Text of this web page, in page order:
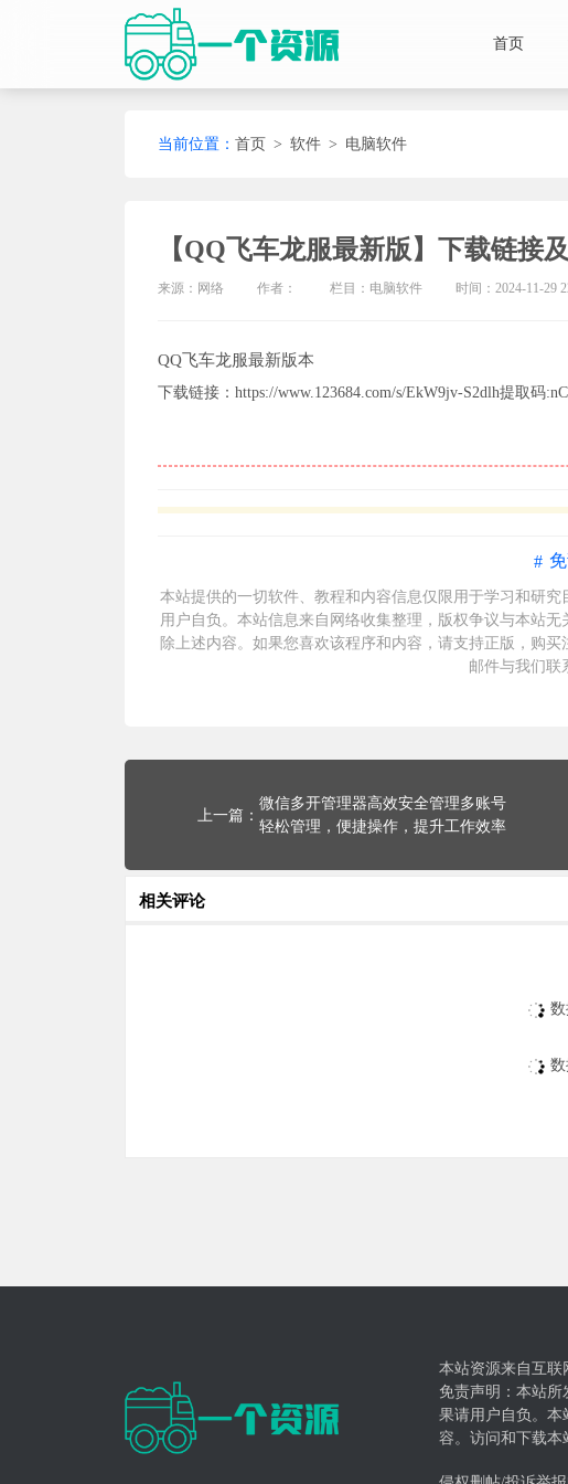
首页
当前位置： 首页 > 软件> 电脑软件
【QQ飞车龙服最新版】下载链接
来源：网络 作者： 栏目： 电脑软件 时间：2024-11-29
QQ飞车龙服最新版本
下载链接：https://www.123684.com/s/EkW9jv-S2dlh提取码
本站提供的一切软件、教程和内容信息仅限用于学习和研
用户自负。本站信息来自网络收集整理，版权争议与本站
除上述内容。如果您喜欢该程序和内容，请支持正版，购
邮件与我们联
微信多开管理器高效安全管理多账号
轻松管理，便捷操作，提升工作效率
相关评论
本站资源来自互联
免责声明：本站
果请用户自负。本
容。访问和下载本